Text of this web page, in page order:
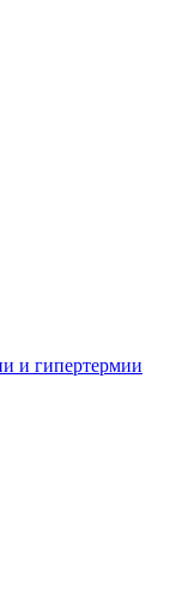
и гипертермии